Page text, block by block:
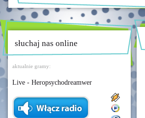
słuchaj nas online
aktualnie gramy:
Live - Heropsychodreamwer